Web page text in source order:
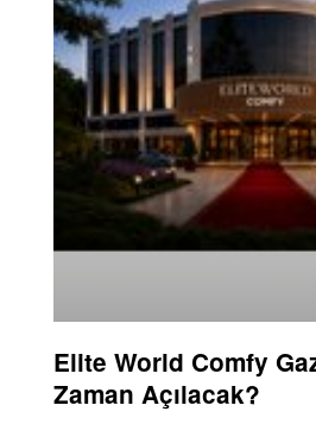
Elite World Comfy
Zaman Açılacak?